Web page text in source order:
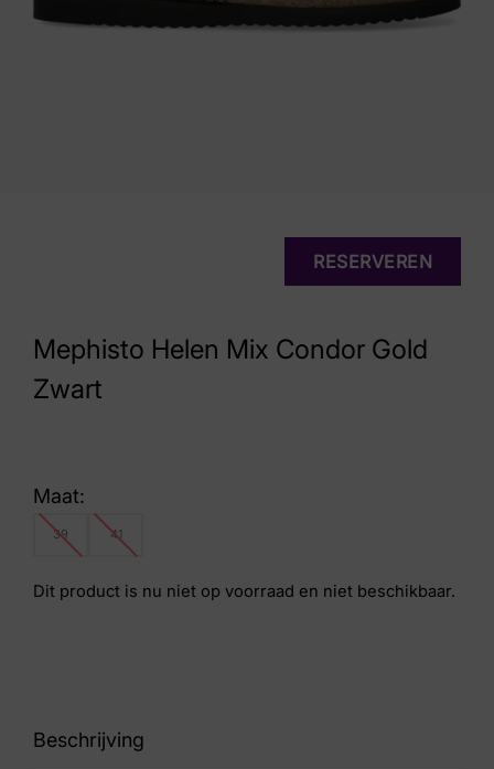
Mephisto Helen Mix Condor Gold
Zwart
RESERVEREN
Maat:
39 41
Dit product is nu niet op voorraad en niet beschikbaar.
Beschrijving